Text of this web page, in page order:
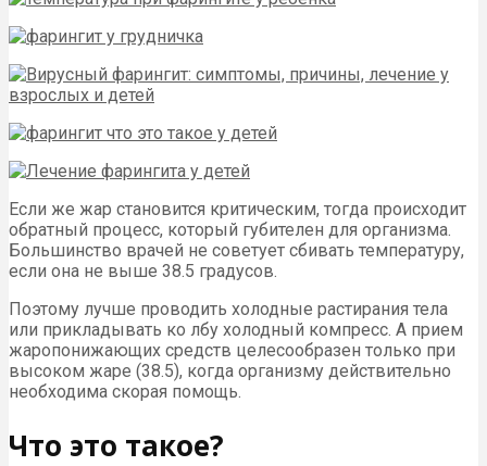
Если же жар становится критическим, тогда происходит
обратный процесс, который губителен для организма.
Большинство врачей не советует сбивать температуру,
если она не выше 38.5 градусов.
Поэтому лучше проводить холодные растирания тела
или прикладывать ко лбу холодный компресс. А прием
жаропонижающих средств целесообразен только при
высоком жаре (38.5), когда организму действительно
необходима скорая помощь.
Что это такое?